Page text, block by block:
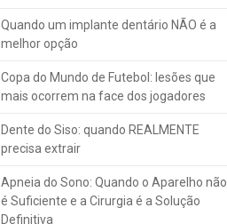
Quando um implante dentário NÃO é a
melhor opção
Copa do Mundo de Futebol: lesões que
mais ocorrem na face dos jogadores
Dente do Siso: quando REALMENTE
precisa extrair
Apneia do Sono: Quando o Aparelho não
é Suficiente e a Cirurgia é a Solução
Definitiva